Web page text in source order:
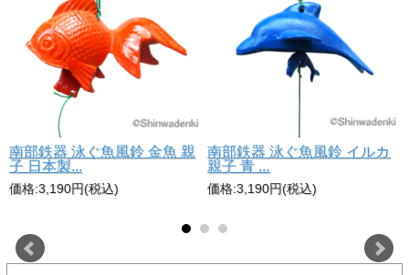
南部鉄器 泳ぐ魚風鈴 金魚 親
子 日本製...
価格:3,190円(税込)
南部鉄器 泳ぐ魚風鈴 イルカ
親子 青 ...
価格:3,190円(税込)